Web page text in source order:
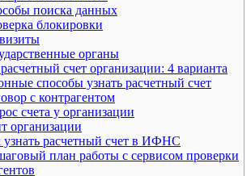
поиска данных
блокировки
органы
счет организации: 4 варианта
способы узнать расчетный счет
с контрагентом
счета у организации
организации
узнать расчетный счет в ИФНС
план работы с сервисом проверки